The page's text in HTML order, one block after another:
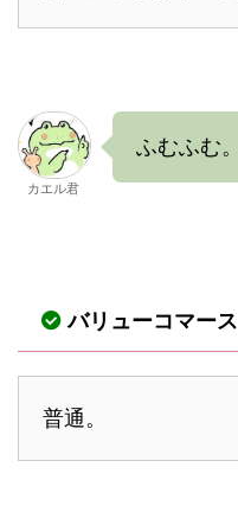
カエル君
ふむふむ。
バリューコマース
普通。